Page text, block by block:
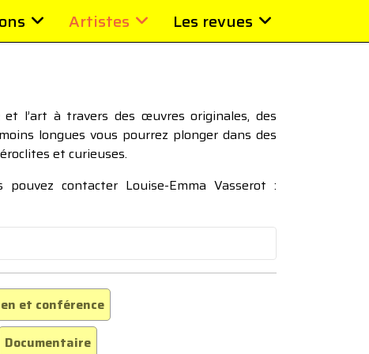
Artistes Les revues
l’art à travers des œuvres originales, des
longues vous pourrez plonger dans des
et curieuses.
contacter Louise-Emma Vasserot :
et conférence
Documentaire